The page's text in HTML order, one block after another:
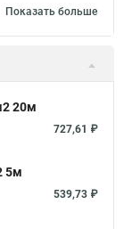
Показать больше
20м
727,61 ₽
5м
539,73 ₽